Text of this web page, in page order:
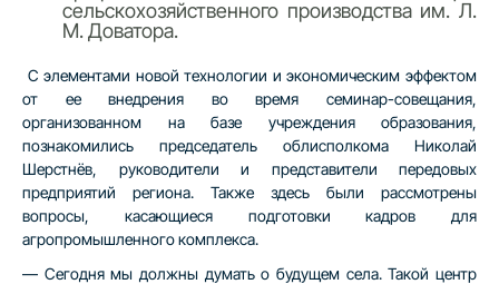
сельскохозяйственного производства им. Л.
М. Доватора.
С элементами новой технологии и экономическим эффектом
от ее внедрения во время семинар-совещания,
организованном на базе учреждения образования,
познакомились председатель облисполкома Николай
Шерстнёв, руководители и представители передовых
предприятий региона. Также здесь были рассмотрены
вопросы, касающиеся подготовки кадров для
агропромышленного комплекса.
— Сегодня мы должны думать о будущем села. Такой центр